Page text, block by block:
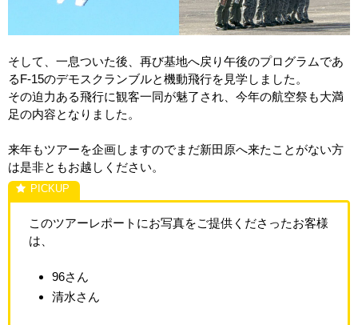
そして、一息ついた後、再び基地へ戻り午後のプログラムであ
るF-15のデモスクランブルと機動飛行を見学しました。
その迫力ある飛行に観客一同が魅了され、今年の航空祭も大満
足の内容となりました。
来年もツアーを企画しますのでまだ新田原へ来たことがない方
は是非ともお越しください。
このツアーレポートにお写真をご提供くださったお客様
は、
96さん
清水さん